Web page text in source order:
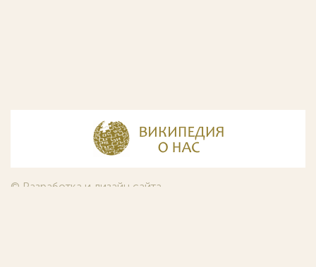
© Разработка и дизайн сайта